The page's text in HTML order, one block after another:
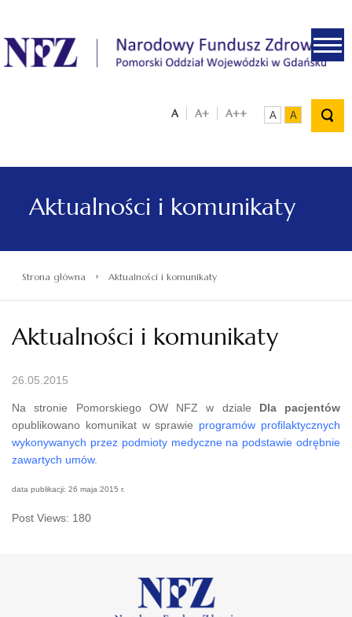
.
A A+ A++ A A
Aktualności i komunikaty
Strona główna › Aktualności i komunikaty
Aktualności i komunikaty
26.05.2015
Na stronie Pomorskiego OW NFZ w dziale Dla pacjentów
opublikowano komunikat w sprawie programów profilaktycznych
wykonywanych przez podmioty medyczne na podstawie odrębnie
zawartych umów.
data publikacji: 26 maja 2015 r.
Post Views: 180